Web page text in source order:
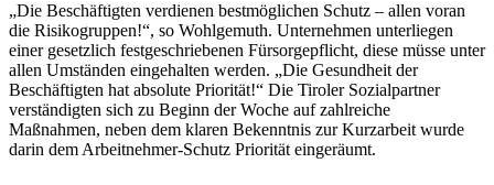
„Die Beschäftigten verdienen bestmöglichen Schutz – allen voran
die Risikogruppen!“, so Wohlgemuth. Unternehmen unterliegen
einer gesetzlich festgeschriebenen Fürsorgepflicht, diese müsse unter
allen Umständen eingehalten werden. „Die Gesundheit der
Beschäftigten hat absolute Priorität!“ Die Tiroler Sozialpartner
verständigten sich zu Beginn der Woche auf zahlreiche
Maßnahmen, neben dem klaren Bekenntnis zur Kurzarbeit wurde
darin dem Arbeitnehmer-Schutz Priorität eingeräumt.